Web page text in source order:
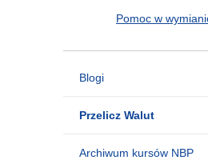
Pomoc w
Blogi
Przelicz Walut
Archiwum kursów NBP